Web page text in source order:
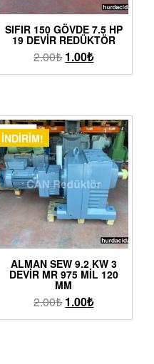
SIFIR 150 GÖVDE 7.5 HP
19 DEVIR REDÜKTÖR
2.00₺ 1.00₺
İNDIRIM!
ALMAN SEW 9.2 KW 3
DEVIR MR 975 MIL 120
MM
2.00₺ 1.00₺